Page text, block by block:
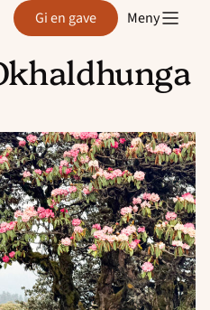
Gi en gave Meny